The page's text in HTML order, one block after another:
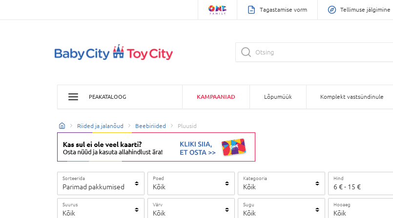
Tagastamise vorm Tellimuse jälgimine
PEAKATALOOG KAMPAANIAD Lõpumüük Komplekt vastsündinule
Riided ja jalanõud Beebiriided Pluusid
Sorteerida
Parimad pakkumised
Poed
Kõik
Kategooria
Kõik
Hind
6 €- 15 €
Suurus
Kõik
Värv
Kõik
Sugu
Kõik
Hooaeg
Kõik